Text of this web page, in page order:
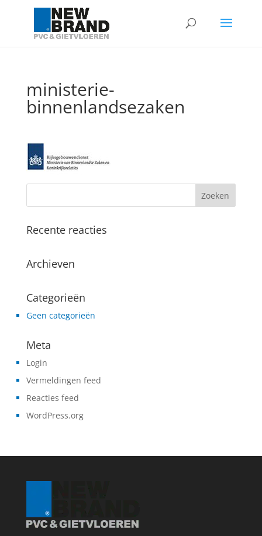
ministerie-
binnenlandsezaken
Recente reacties
Archieven
Categorieën
Geen categorieën
Meta
Login
Vermeldingen feed
Reacties feed
WordPress.org